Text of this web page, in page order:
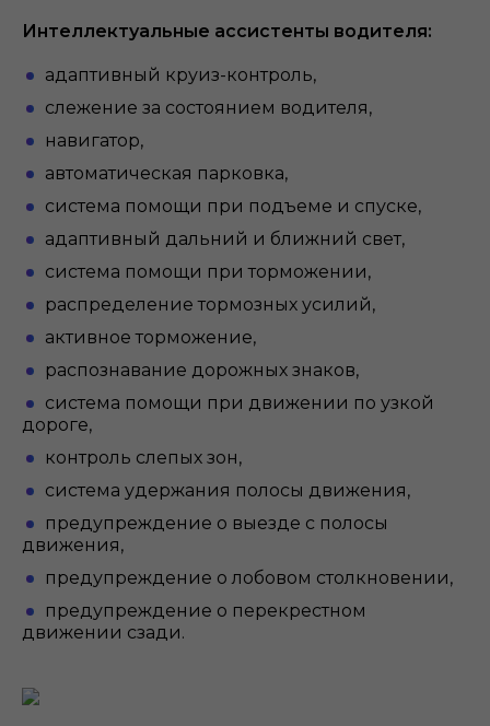
Интеллектуальные ассистенты водителя:
адаптивный круиз-контроль,
слежение за состоянием водителя,
навигатор,
автоматическая парковка,
система помощи при подъеме и спуске,
адаптивный дальний и ближний свет,
система помощи при торможении,
распределение тормозных усилий,
активное торможение,
распознавание дорожных знаков,
система помощи при движении по узкой
дороге,
контроль слепых зон,
система удержания полосы движения,
предупреждение о выезде с полосы
движения,
предупреждение о лобовом столкновении,
предупреждение о перекрестном
движении сзади.